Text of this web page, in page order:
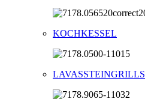
KOCHKESSEL
LAVASSTEINGRILLS